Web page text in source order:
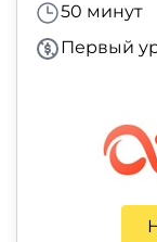
50 минут
Первый